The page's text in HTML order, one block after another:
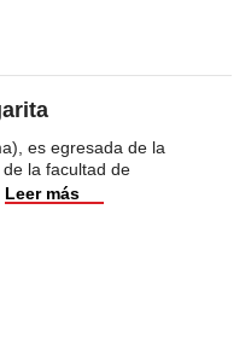
es egresada de la
la facultad de
Leer más